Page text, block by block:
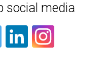
social media